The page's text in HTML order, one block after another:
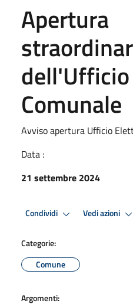
Apertura
Comunale
Avviso apertura Ufficio
Data :
21 settembre 2024
Condividi Vedi azioni
Categorie:
Comune
Argomenti: